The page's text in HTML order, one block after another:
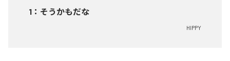
1 ： そうかもだな
HIPPY